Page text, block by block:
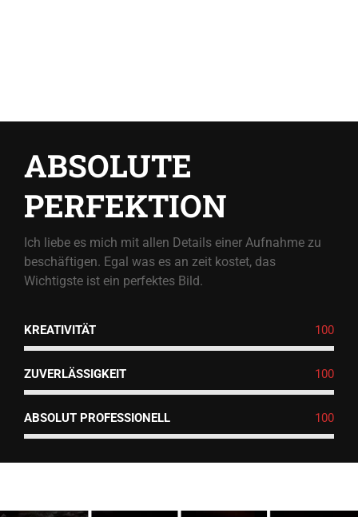
ABSOLUTE
PERFEKTION
Ich liebe es mich mit allen Details einer Aufnahme zu
beschäftigen. Egal was es an zeit kostet, das
Wichtigste ist ein perfektes Bild.
KREATIVITÄT 100
ZUVERLÄSSIGKEIT 100
ABSOLUT PROFESSIONELL 100